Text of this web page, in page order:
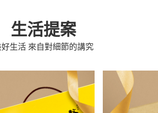
生活提案
好生活 來自對細節的講究